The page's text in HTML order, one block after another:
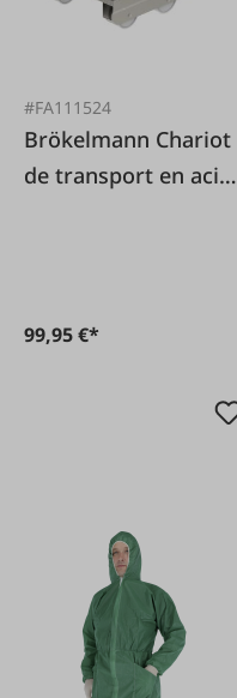
#FA111524
Brökelmann Chariot
de transport en acier
99,95 €*